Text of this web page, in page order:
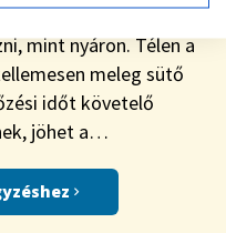
mint nyáron. Télen a
meleg sütő
időt követelő
jöhet a…